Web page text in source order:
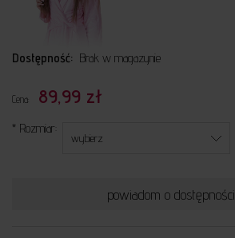
Dostępność: Brak w magazynie
Cena: 89,99 zł
* Rozmiar:
powiadom o dostępności